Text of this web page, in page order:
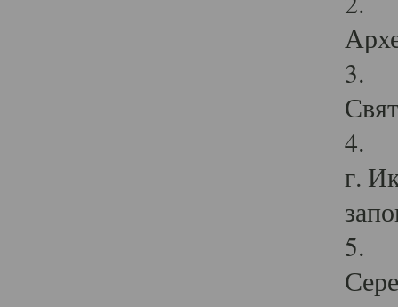
3.
4.
г.
5.